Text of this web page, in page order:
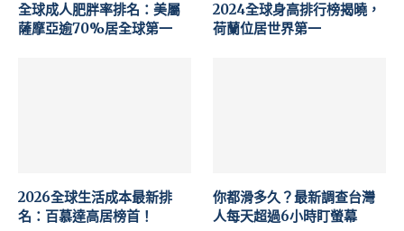
全球成人肥胖率排名：美屬
薩摩亞逾70%居全球第一
2024全球身高排行榜揭曉，
荷蘭位居世界第一
2026全球生活成本最新排
名：百慕達高居榜首！
你都滑多久？最新調查台灣
人每天超過6小時盯螢幕